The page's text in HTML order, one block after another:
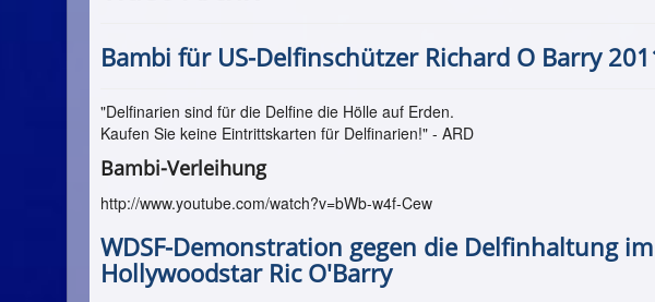
Bambi für US-Delfinschützer Richard O Barry
"Delfinarien sind für die Delfine die Hölle auf Erden.
Kaufen Sie keine Eintrittskarten für Delfinarien!" - ARD
Bambi-Verleihung
http://www.youtube.com/watch?v=bWb-w4f-Cew
WDSF-Demonstration gegen die Delfinhaltung
Hollywoodstar Ric O'Barry